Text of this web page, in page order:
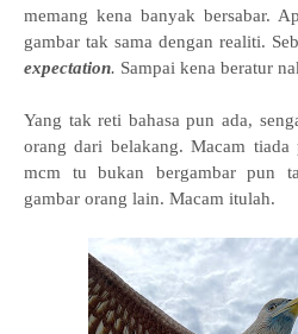
memang kena banyak bersabar.
gambar tak sama dengan realiti.
expectation. Sampai kena beratur
Yang tak reti bahasa pun ada,
orang dari belakang. Macam tiada
mcm tu bukan bergambar pun
gambar orang lain. Macam itulah.